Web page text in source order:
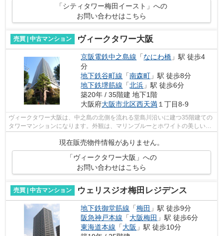
「シティタワー梅田イースト」への
お問い合わせはこちら
売買 | 中古マンション ヴィークタワー大阪
京阪電鉄中之島線 「なにわ橋 」駅 徒歩4
分
地下鉄谷町線 「南森町 」駅 徒歩8分
地下鉄堺筋線 「北浜 」駅 徒歩6分
築20年 / 35階建 地下1階
大阪府大阪市北区西天満 １丁目8-9
ヴィークタワー大阪は、中之島の北側を流れる堂島川沿いに建つ35階建ての
タワーマンションになります。外観は、マリンブルーとホワイトの美しいコ
現在販売物件情報がありません。
「ヴィークタワー大阪」への
お問い合わせはこちら
売買 | 中古マンション ウェリスジオ梅田レジデンス
地下鉄御堂筋線 「梅田 」駅 徒歩9分
阪急神戸本線 「大阪梅田 」駅 徒歩6分
東海道本線 「大阪 」駅 徒歩10分